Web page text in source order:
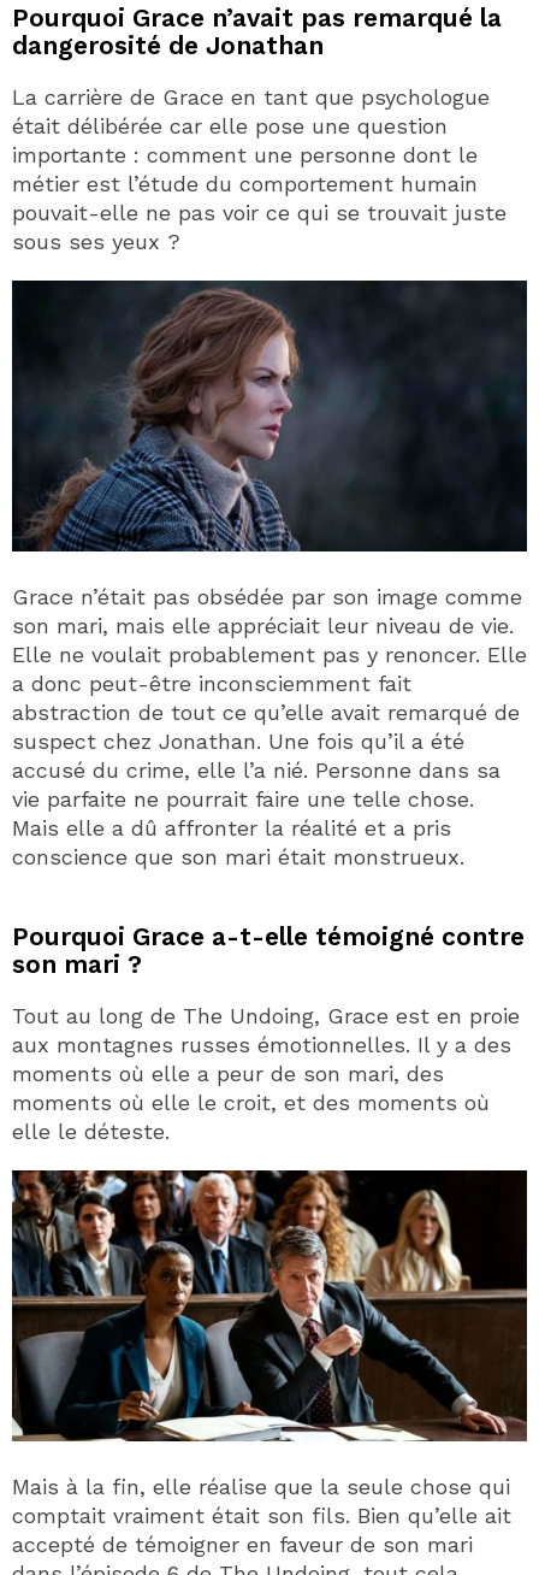
Pourquoi Grace n’avait pas remarqué la
dangerosité de Jonathan
La carrière de Grace en tant que psychologue
était délibérée car elle pose une question
importante : comment une personne dont le
métier est l’étude du comportement humain
pouvait-elle ne pas voir ce qui se trouvait juste
sous ses yeux ?
Grace n’était pas obsédée par son image comme
son mari, mais elle appréciait leur niveau de vie.
Elle ne voulait probablement pas y renoncer. Elle
a donc peut-être inconsciemment fait
abstraction de tout ce qu’elle avait remarqué de
suspect chez Jonathan. Une fois qu’il a été
accusé du crime, elle l’a nié. Personne dans sa
vie parfaite ne pourrait faire une telle chose.
Mais elle a dû affronter la réalité et a pris
conscience que son mari était monstrueux.
Pourquoi Grace a-t-elle témoigné contre
son mari ?
Tout au long de The Undoing, Grace est en proie
aux montagnes russes émotionnelles. Il y a des
moments où elle a peur de son mari, des
moments où elle le croit, et des moments où
elle le déteste.
Mais à la fin, elle réalise que la seule chose qui
comptait vraiment était son fils. Bien qu’elle ait
accepté de témoigner en faveur de son mari